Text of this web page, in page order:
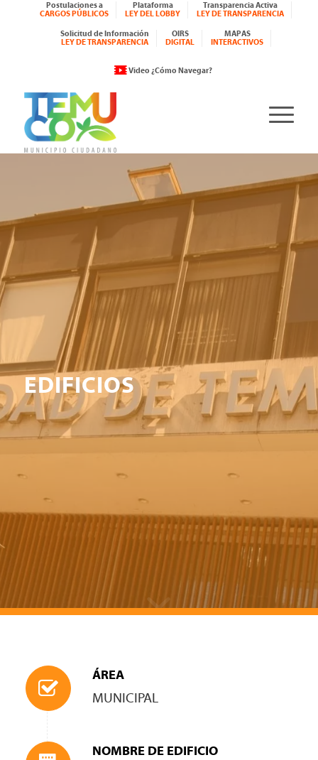
Postulaciones a
CARGOS PÚBLICOS
Plataforma
LEY DEL LOBBY
Transparencia Activa
LEY DE TRANSPARENCIA
Solicitud de Información
LEY DE TRANSPARENCIA
OIRS
DIGITAL
MAPAS
INTERACTIVOS
Video ¿Cómo Navegar?
EDIFICIOS
ÁREA
MUNICIPAL
NOMBRE DE EDIFICIO